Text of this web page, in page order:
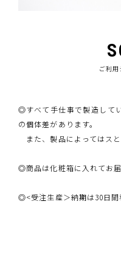
ご利
◎すべて手仕事で製造して
の個体差があります。
また、製品によってはス
◎商品は化粧箱に入れてお届
◎<受注生産＞納期は30日間